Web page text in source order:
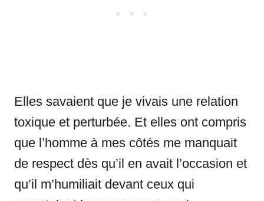
Elles savaient que je vivais une relation
toxique et perturbée. Et elles ont compris
que l’homme à mes côtés me manquait
de respect dès qu’il en avait l’occasion et
qu’il m’humiliait devant ceux qui